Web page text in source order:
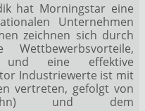
hat Morningstar eine
Unternehmen
zeichnen sich durch
und eine effektive
Industriewerte ist mit
vertreten, gefolgt von
(zehn) und dem